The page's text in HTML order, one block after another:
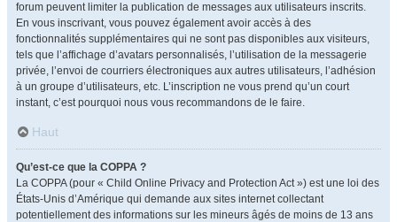
forum peuvent limiter la publication de messages aux utilisateurs inscrits.
En vous inscrivant, vous pouvez également avoir accès à des
fonctionnalités supplémentaires qui ne sont pas disponibles aux visiteurs,
tels que l’affichage d’avatars personnalisés, l’utilisation de la messagerie
privée, l’envoi de courriers électroniques aux autres utilisateurs, l’adhésion
à un groupe d’utilisateurs, etc. L’inscription ne vous prend qu’un court
instant, c’est pourquoi nous vous recommandons de le faire.
Haut
Qu’est-ce que la COPPA ?
La COPPA (pour « Child Online Privacy and Protection Act ») est une loi des
États-Unis d’Amérique qui demande aux sites internet collectant
potentiellement des informations sur les mineurs âgés de moins de 13 ans